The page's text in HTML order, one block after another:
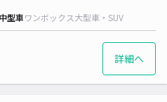
中型車ワンボックス大型車・SUV
詳細へ